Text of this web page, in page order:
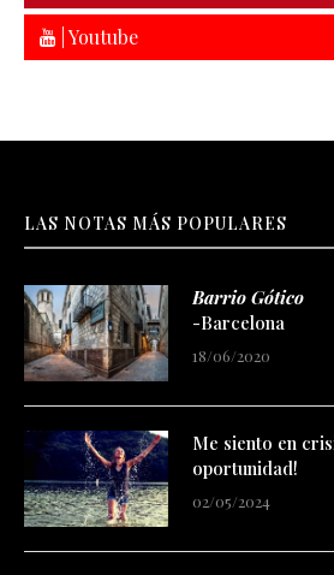
| Youtube
LAS NOTAS MÁS POPULARES
Barrio Gótico
-Barcelona
18/06/2020
Me siento en
oportunidad!
02/05/2024